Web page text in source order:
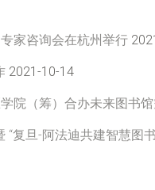
家咨询会在杭州举行
2021-10-14
院（筹）合办未来图书
复旦-阿法迪共建智慧图